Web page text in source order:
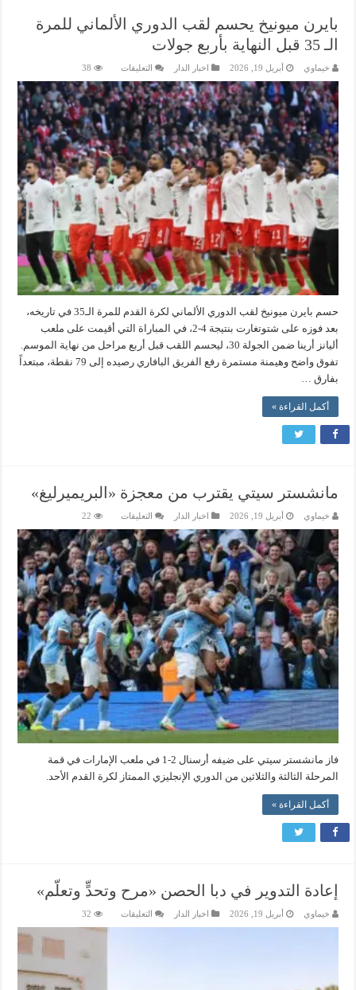
بايرن ميونيخ يحسم لقب الدوري الألماني للمرة
الـ 35 قبل النهاية بأربع جولات
خيماوي أبريل 19, 2026 اخبار الدار التعليقاتعلى
ميونيخ
يحسم
لقب
الدوري
الألماني
للمرة
الـ
35
قبل
النهاية
بأربع
جولات
مغلقة
38
حسم بايرن ميونيخ لقب الدوري الألماني لكرة القدم للمرة الـ35 في تاريخه،
بعد فوزه على شتوتغارت بنتيجة 4-2، في المباراة التي أقيمت على ملعب
أليانز أرينا ضمن الجولة 30، ليحسم اللقب قبل أربع مراحل من نهاية الموسم.
تفوق واضح وهيمنة مستمرة رفع الفريق البافاري رصيده إلى 79 نقطة، مبتعداً
بفارق …
أكمل القراءة »
مانشستر سيتي يقترب من معجزة «البريميرليغ»
خيماوي أبريل 19, 2026 اخبار الدار التعليقاتعلى
سيتي
يقترب
من
معجزة
«البريميرليغ»
مغلقة
22
فاز مانشستر سيتي على ضيفه أرسنال 2-1 في ملعب الإمارات في قمة
المرحلة الثالثة والثلاثين من الدوري الإنجليزي الممتاز لكرة القدم الأحد.
أكمل القراءة »
إعادة التدوير في دبا الحصن «مرح وتحدٍّ وتعلّم»
خيماوي أبريل 19, 2026 اخبار الدار التعليقاتعلى
التدوير
32